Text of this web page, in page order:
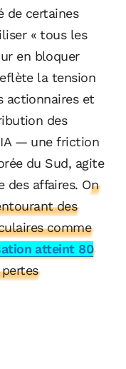
de certaines
« tous les
en bloquer
la tension
actionnaires et
des
— une friction
du Sud, agite
des affaires. On
des
comme
atteint 80